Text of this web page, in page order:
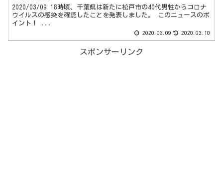
2020/03/09 18時頃、千葉県は新たに松戸市の40代男性からコロナ
ウイルスの感染を確認したことを発表しました。 このニュースのポ
イント！ ...
2020.03.09 2020.03.10
スポンサーリンク